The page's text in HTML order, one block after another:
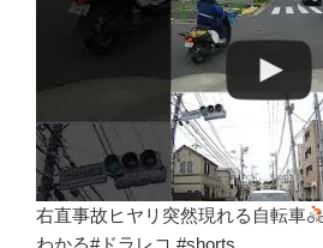
右直事故ヒヤリ突然現れる自転車
わかる#ドラレコ #shorts